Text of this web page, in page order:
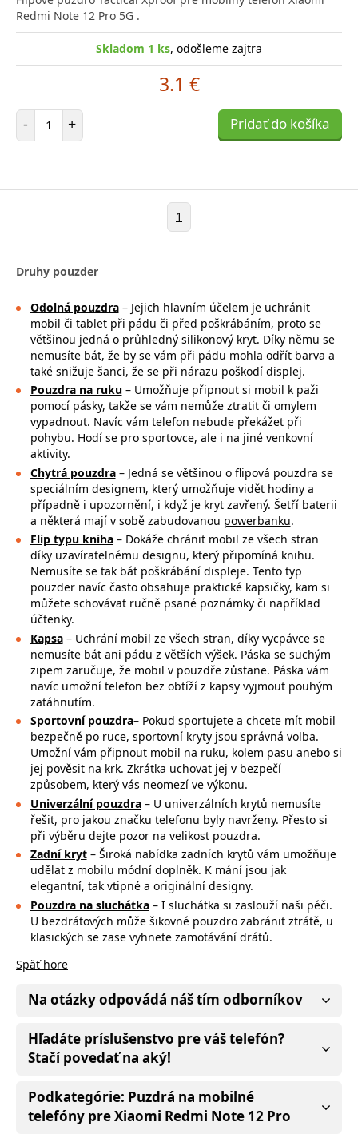
Redmi Note 12 Pro 5G .
Skladom 1 ks, odošleme zajtra
3.1 €
- Počet položiek
+ Pridať do košíka
1
Druhy pouzder
Odolná pouzdra– Jejich hlavním účelem je uchránit
mobil či tablet při pádu či před poškrábáním, proto se
většinou jedná o průhledný silikonový kryt. Díky němu se
nemusíte bát, že by se vám při pádu mohla odřít barva a
také snižuje šanci, že se při nárazu poškodí displej.
Pouzdra na ruku– Umožňuje připnout si mobil k paži
pomocí pásky, takže se vám nemůže ztratit či omylem
vypadnout. Navíc vám telefon nebude překážet při
pohybu. Hodí se pro sportovce, ale i na jiné venkovní
aktivity.
Chytrá pouzdra– Jedná se většinou o flipová pouzdra se
speciálním designem, který umožňuje vidět hodiny a
případně i upozornění, i když je kryt zavřený. Šetří baterii
a některá mají v sobě zabudovanou powerbanku.
Flip typu kniha– Dokáže chránit mobil ze všech stran
díky uzavíratelnému designu, který připomíná knihu.
Nemusíte se tak bát poškrábání displeje. Tento typ
pouzder navíc často obsahuje praktické kapsičky, kam si
můžete schovávat ručně psané poznámky či například
účtenky.
Kapsa– Uchrání mobil ze všech stran, díky vycpávce se
nemusíte bát ani pádu z větších výšek. Páska se suchým
zipem zaručuje, že mobil v pouzdře zůstane. Páska vám
navíc umožní telefon bez obtíží z kapsy vyjmout pouhým
zatáhnutím.
Sportovní pouzdra– Pokud sportujete a chcete mít mobil
bezpečně po ruce, sportovní kryty jsou správná volba.
Umožní vám připnout mobil na ruku, kolem pasu anebo si
jej pověsit na krk. Zkrátka uchovat jej v bezpečí
způsobem, který vás neomezí ve výkonu.
Univerzální pouzdra – U univerzálních krytů nemusíte
řešit, pro jakou značku telefonu byly navrženy. Přesto si
při výběru dejte pozor na velikost pouzdra.
Zadní kryt– Široká nabídka zadních krytů vám umožňuje
udělat z mobilu módní doplněk. K mání jsou jak
elegantní, tak vtipné a originální designy.
Pouzdra na sluchátka– I sluchátka si zaslouží naši péči.
U bezdrátových může šikovné pouzdro zabránit ztrátě, u
klasických se zase vyhnete zamotávání drátů.
Späť hore
Na otázky odpovádá náš tím odborníkov
Hľadáte príslušenstvo pre váš telefón?
Stačí povedať na aký!
Podkategórie: Puzdrá na mobilné
telefóny pre Xiaomi Redmi Note 12 Pro